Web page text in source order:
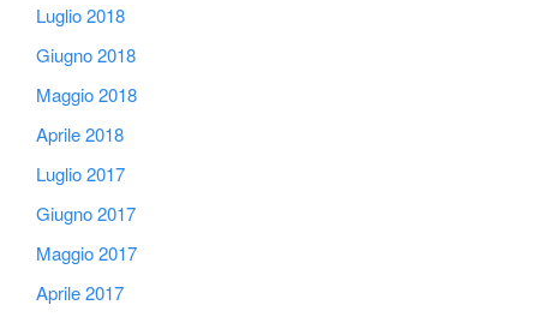
Luglio 2018
Giugno 2018
Maggio 2018
Aprile 2018
Luglio 2017
Giugno 2017
Maggio 2017
Aprile 2017